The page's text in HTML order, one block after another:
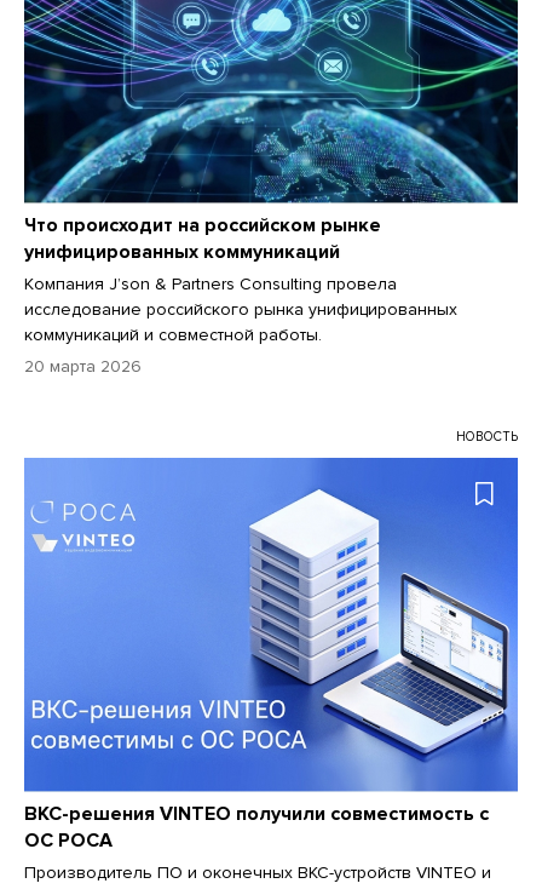
Что происходит на российском рынке
унифицированных коммуникаций
Компания J’son & Partners Consulting провела
исследование российского рынка унифицированных
коммуникаций и совместной работы.
20 марта 2026
НОВОСТЬ
ВКС-решения VINTEO получили совместимость с
ОС РОСА
Производитель ПО и оконечных ВКС-устройств VINTEO и